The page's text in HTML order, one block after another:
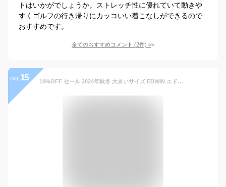
トはいかがでしょうか。ストレッチ性に優れていて動きや
すくゴルフの行き帰りにカッコいい着こなしができるので
おすすめです。
全てのおすすめコメント (2件) >
no. 15 10%OFF セール 2024年秋冬 大きいサイズ EDWIN エドウィン デニスラ テーラードジャケット コーデュロイ 羽織り スーツ メンズ 仕事着 ビジネスカジュアル 送料無料 SALE EDB83R